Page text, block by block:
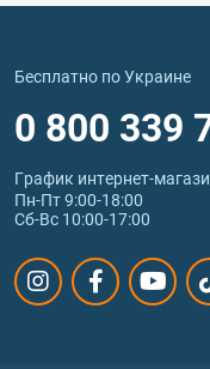
Бесплатно по Украине
0 800 339
График
Пн-Пт 9:00-18:00
Сб-Вс 10:00-17:00